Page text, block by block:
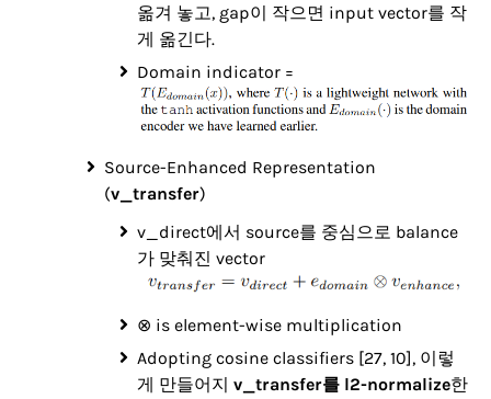
옮겨 놓고, gap이 작으면 input vector를 작
게 옮긴다.
Domain indicator =
Source-Enhanced Representation
(v_transfer)
v_direct에서 source를 중심으로 balance
가 맞춰진 vector
⊗ is element-wise multiplication
Adopting cosine classifiers [27, 10], 이렇
게 만들어지 v_transfer를 l2-normalize한